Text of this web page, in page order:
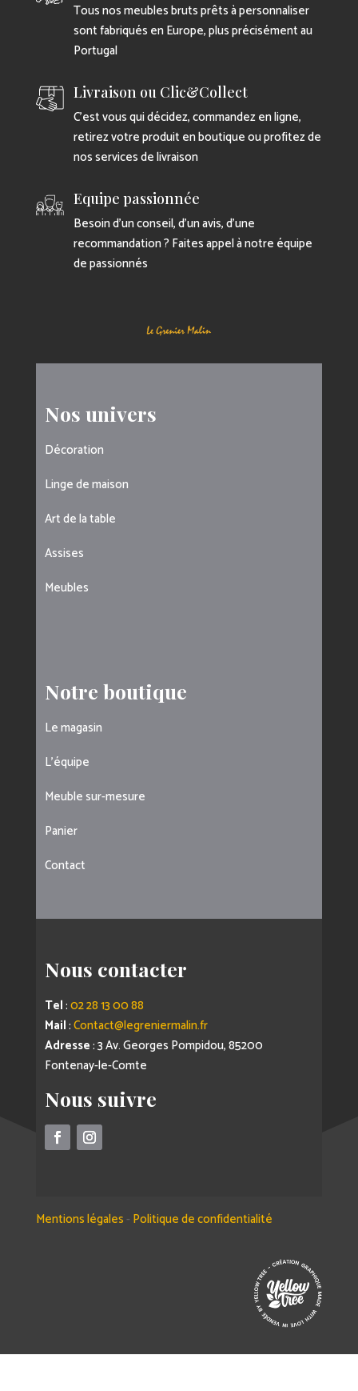
Tous nos meubles bruts prêts à personnaliser
sont fabriqués en Europe, plus précisément au
Portugal
Livraison ou Clic&Collect
C’est vous qui décidez, commandez en ligne,
retirez votre produit en boutique ou profitez de
nos services de livraison
Equipe passionnée
Besoin d’un conseil, d’un avis, d’une
recommandation ? Faites appel à notre équipe
de passionnés
Nos univers
Décoration
Linge de maison
Art de la table
Assises
Meubles
Notre boutique
Le magasin
L’équipe
Meuble sur-mesure
Panier
Contact
Nous contacter
Tel:02 28 13 00 88
Mail:Contact@legreniermalin.fr
Adresse: 3 Av. Georges Pompidou, 85200
Fontenay-le-Comte
Nous suivre
Mentions légales - Politique de confidentialité